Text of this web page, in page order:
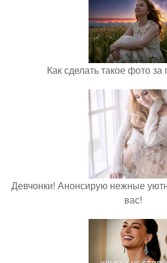
Как сделать такое фото за
Девчонки! Анонсирую нежные
вас!